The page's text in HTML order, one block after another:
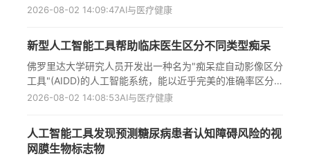
的皮层病变。
统通过分析3D眼部扫描图像，能更准确地诊断八种视网膜疾
可多发现43-60个病例。此外，该技术还能仅凭视网膜成像
预测心脏病、中风和肾衰竭等全身性疾病风险，有望将简单
眼部检查转变为全身健康评估工具，为早期诊断和精准治疗
开辟新途径。
2026-08-02 14:09:47AI与医疗健康
新型人工智能工具帮助临床医生区分不同类型痴呆
佛罗里达大学研究人员开发出一种名为"痴呆症自动影像区分
工具"(AIDD)的人工智能系统，能以近乎完美的准确率区分
阿尔茨海默病痴呆和路易体痴呆。该工具通过分析特殊MRI
2007-2022年的脑部扫描，使用387份进行模型训练与测
试。研究显示高达50%的路易体痴呆患者曾被误诊为阿尔茨
2026-08-02 14:08:53AI与医疗健康
人工智能工具发现预测糖尿病患者认知障碍风险的视
网膜生物标志物